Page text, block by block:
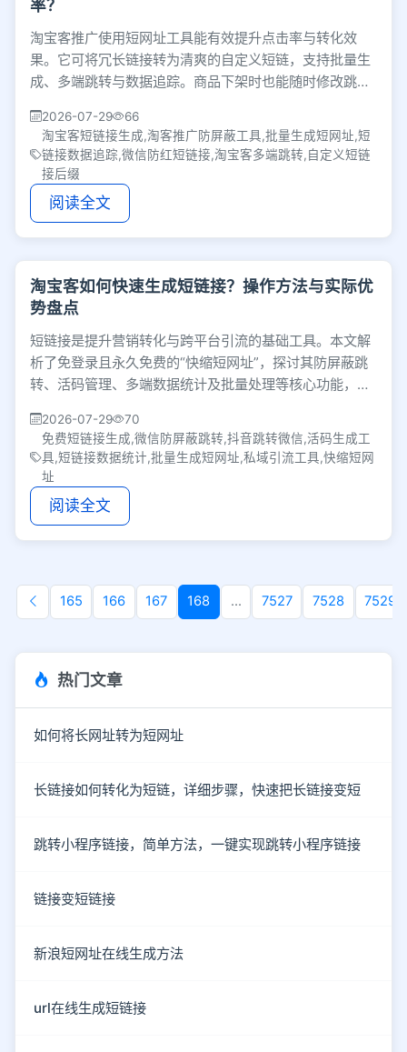
率？
淘宝客推广使用短网址工具能有效提升点击率与转化效
果。它可将冗长链接转为清爽的自定义短链，支持批量生
成、多端跳转与数据追踪。商品下架时也能随时修改跳转
2026-07-29
66
淘宝客短链接生成,淘客推广防屏蔽工具,批量生成短网址,短
链接数据追踪,微信防红短链接,淘宝客多端跳转,自定义短链
接后缀
阅读全文
淘宝客如何快速生成短链接？操作方法与实际优
势盘点
短链接是提升营销转化与跨平台引流的基础工具。本文解
析了免登录且永久免费的“快缩短网址”，探讨其防屏蔽跳
转、活码管理、多端数据统计及批量处理等核心功能，帮
2026-07-29
70
免费短链接生成,微信防屏蔽跳转,抖音跳转微信,活码生成工
具,短链接数据统计,批量生成短网址,私域引流工具,快缩短网
址
阅读全文
165 166 167 168 ... 7527 7528 7529
热门文章
如何将长网址转为短网址
长链接如何转化为短链，详细步骤，快速把长链接变短
跳转小程序链接，简单方法，一键实现跳转小程序链接
链接变短链接
新浪短网址在线生成方法
url在线生成短链接